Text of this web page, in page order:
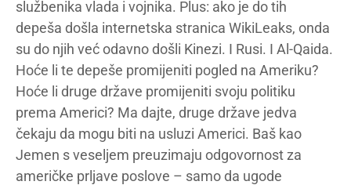
službenika vlada i vojnika. Plus: ako je do tih
depeša došla internetska stranica WikiLeaks, onda
su do njih već odavno došli Kinezi. I Rusi. I Al-Qaida.
Hoće li te depeše promijeniti pogled na Ameriku?
Hoće li druge države promijeniti svoju politiku
prema Americi? Ma dajte, druge države jedva
čekaju da mogu biti na usluzi Americi. Baš kao
Jemen s veseljem preuzimaju odgovornost za
američke prljave poslove – samo da ugode